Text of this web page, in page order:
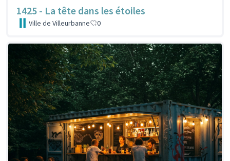
1425 - La tête dans les étoiles
Ville de Villeurbanne 0